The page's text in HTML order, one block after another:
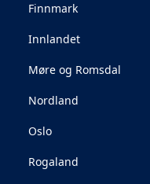
Finnmark
Innlandet
Møre og Romsdal
Nordland
Oslo
Rogaland